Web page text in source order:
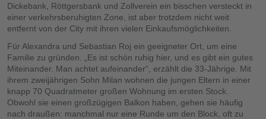
Dickebank, Röttgersbank und Zollverein ein bisschen versteckt in
einer verkehrsberuhigten Zone, ist aber trotzdem nicht weit
entfernt von der City mit ihren vielen Einkaufsmöglichkeiten.
Für Alexandra und Sebastian Roj ein geeigneter Ort, um eine
Familie zu gründen. „Es ist schön ruhig hier, und es gibt ein gutes
Miteinander. Man achtet aufeinander“, erzählt die 33-Jährige. Mit
ihrem zweijährigen Sohn Milan wohnen die jungen Eltern in einer
knapp 70 Quadratmeter großen Wohnung im ersten Stock.
Obwohl sie einen großzügigen Balkon haben, gehen sie häufig
nach draußen: manchmal nur eine Runde um den Block, oft zu